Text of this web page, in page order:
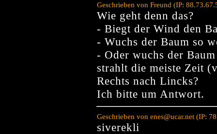
Geschrieben von Freund (IP:
Wie geht denn das?
- Biegt der Wind den
- Wuchs der Baum so
- Oder wuchs der
strahlt die meiste Zeit
Rechts nach Lincks?
Ich bitte um Antwort.
Geschrieben von enes@ucar.net (IP:
siverekli